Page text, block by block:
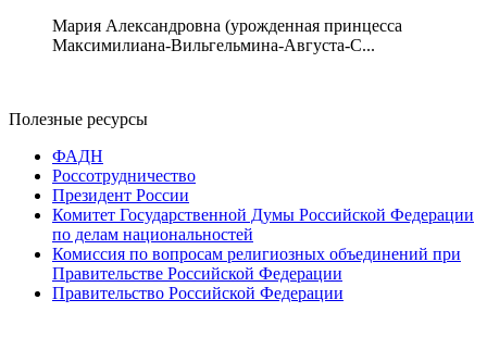
Мария Александровна (урожденная принцесса
Максимилиана-Вильгельмина-Августа-С...
Полезные ресурсы
ФАДН
Россотрудничество
Президент России
Комитет Государственной Думы Российской Федерации
по делам национальностей
Комиссия по вопросам религиозных объединений при
Правительстве Российской Федерации
Правительство Российской Федерации